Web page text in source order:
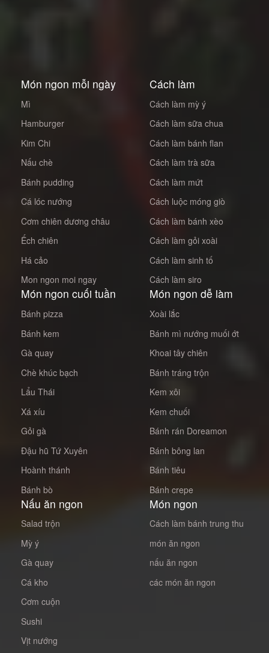
Món ngon mỗi ngày
Mì
Hamburger
Kim Chi
Nấu chè
Bánh pudding
Cá lóc nướng
Cơm chiên dương châu
Ếch chiên
Há cảo
Mon ngon moi ngay
Cách làm
Cách làm mỳ ý
Cách làm sữa chua
Cách làm bánh flan
Cách làm trà sữa
Cách làm mứt
Cách luộc móng giò
Cách làm bánh xèo
Cách làm gỏi xoài
Cách làm sinh tố
Cách làm siro
Món ngon cuối tuần
Bánh pizza
Bánh kem
Gà quay
Chè khúc bạch
Lẩu Thái
Xá xíu
Gỏi gà
Đậu hũ Tứ Xuyên
Hoành thánh
Bánh bò
Món ngon dễ làm
Xoài lắc
Bánh mì nướng muối ớt
Khoai tây chiên
Bánh tráng trộn
Kem xôi
Kem chuối
Bánh rán Doreamon
Bánh bông lan
Bánh tiêu
Bánh crepe
Nấu ăn ngon
Salad trộn
Mỳ ý
Gà quay
Cá kho
Cơm cuộn
Sushi
Vịt nướng
Món ngon
Cách làm bánh trung thu
món ăn ngon
nấu ăn ngon
các món ăn ngon